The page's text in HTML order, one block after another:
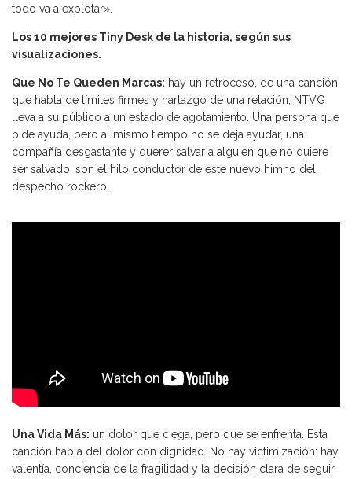
todo va a explotar».
Los 10 mejores Tiny Desk de la historia, según sus
visualizaciones.
Que No Te Queden Marcas: hay un retroceso, de una canción
que habla de límites firmes y hartazgo de una relación, NTVG
lleva a su público a un estado de agotamiento. Una persona que
pide ayuda, pero al mismo tiempo no se deja ayudar, una
compañía desgastante y querer salvar a alguien que no quiere
ser salvado, son el hilo conductor de este nuevo himno del
despecho rockero.
Una Vida Más: un dolor que ciega, pero que se enfrenta. Esta
canción habla del dolor con dignidad. No hay victimización: hay
valentía, conciencia de la fragilidad y la decisión clara de seguir